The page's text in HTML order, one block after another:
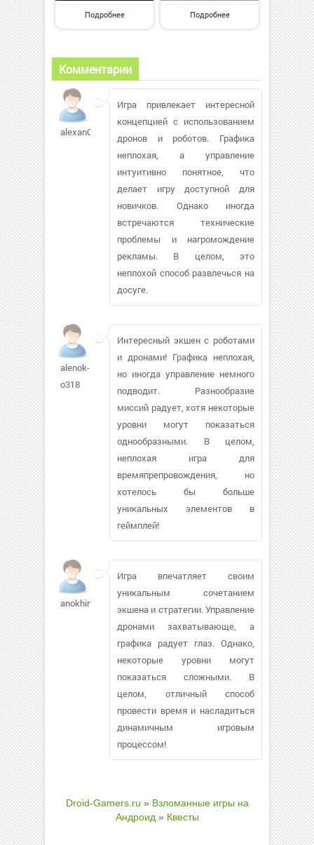
Подробнее Подробнее
Комментарии
alexan0612286
Игра привлекает интересной
концепцией с использованием
дронов и роботов. Графика
неплохая, а управление
интуитивно понятное, что
делает игру доступной для
новичков. Однако иногда
встречаются технические
проблемы и нагромождение
рекламы. В целом, это
неплохой способ развлечься на
досуге.
alenok-
o318
Интересный экшен с роботами
и дронами! Графика неплохая,
но иногда управление немного
подводит. Разнообразие
миссий радует, хотя некоторые
уровни могут показаться
однообразными. В целом,
неплохая игра для
времяпрепровождения, но
хотелось бы больше
уникальных элементов в
геймплей!
anokhin767
Игра впечатляет своим
уникальным сочетанием
экшена и стратегии. Управление
дронами захватывающе, а
графика радует глаз. Однако,
некоторые уровни могут
показаться сложными. В
целом, отличный способ
провести время и насладиться
динамичным игровым
процессом!
Droid-Gamers.ru » Взломанные игры на
Андроид » Квесты